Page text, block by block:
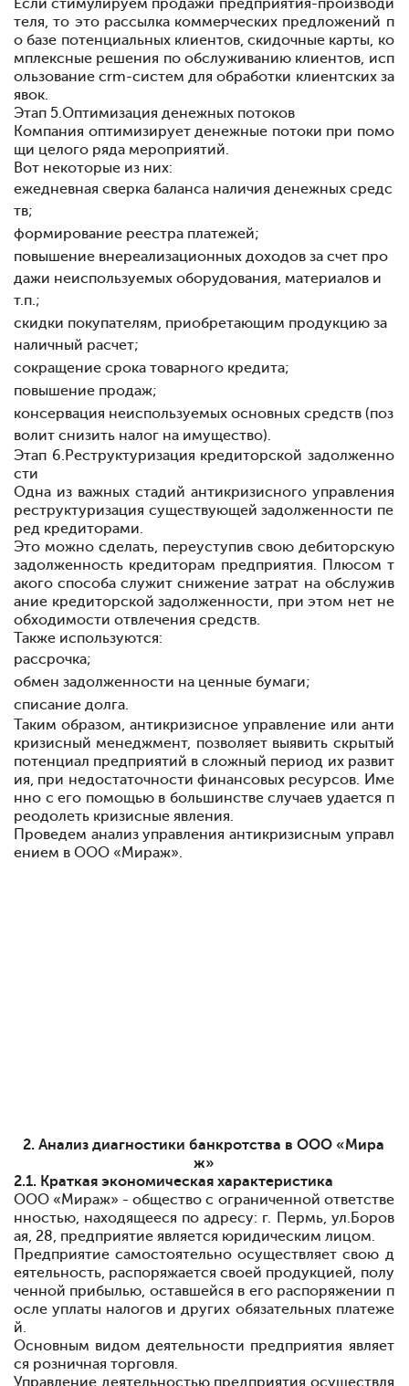
Если стимулируем продажи предприятия-производи
теля, то это рассылка коммерческих предложений п
о базе потенциальных клиентов, скидочные карты, ко
мплексные решения по обслуживанию клиентов, исп
ользование crm-систем для обработки клиентских за
явок.
Этап 5.Оптимизация денежных потоков
Компания оптимизирует денежные потоки при помо
щи целого ряда мероприятий.
Вот некоторые из них:
ежедневная сверка баланса наличия денежных средс
тв;
формирование реестра платежей;
повышение внереализационных доходов за счет про
дажи неиспользуемых оборудования, материалов и
т.п.;
скидки покупателям, приобретающим продукцию за
наличный расчет;
сокращение срока товарного кредита;
повышение продаж;
консервация неиспользуемых основных средств (поз
волит снизить налог на имущество).
Этап 6. Реструктуризация кредиторской задолженно
сти
Одна из важных стадий антикризисного управления
реструктуризация существующей задолженности пе
ред кредиторами.
Это можно сделать, переуступив свою дебиторскую
задолженность кредиторам предприятия. Плюсом т
акого способа служит снижение затрат на обслужив
ание кредиторской задолженности, при этом нет не
обходимости отвлечения средств.
Также используются:
рассрочка;
обмен задолженности на ценные бумаги;
списание долга.
Таким образом, антикризисное управление или анти
кризисный менеджмент, позволяет выявить скрытый
потенциал предприятий в сложный период их развит
ия, при недостаточности финансовых ресурсов. Име
нно с его помощью в большинстве случаев удается п
реодолеть кризисные явления.
Проведем анализ управления антикризисным управл
ением в ООО «Мираж».
2. Анализ диагностики банкротства в ООО «Мира
ж»
2.1. Краткая экономическая характеристика
ООО «Мираж» - общество с ограниченной ответстве
нностью, находящееся по адресу: г. Пермь, ул.Боров
ая, 28, предприятие является юридическим лицом.
Предприятие самостоятельно осуществляет свою д
еятельность, распоряжается своей продукцией, полу
ченной прибылью, оставшейся в его распоряжении п
осле уплаты налогов и других обязательных платеже
й.
Основным видом деятельности предприятия являет
ся розничная торговля.
Управление деятельностью предприятия осуществля